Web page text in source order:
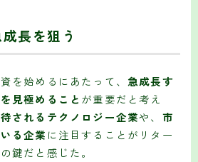
長を狙う
を始めるにあたって、 急成長す
見極めること が重要だと考え
されるテクノロジー企業や、 市
る企業 に注目することがリター
鍵だと感じた。